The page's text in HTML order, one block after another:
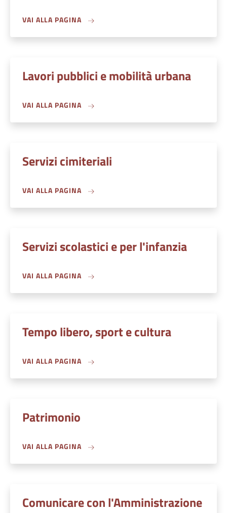
VAI ALLA PAGINA
Lavori pubblici e mobilità urbana
VAI ALLA PAGINA
Servizi cimiteriali
VAI ALLA PAGINA
Servizi scolastici e per l'infanzia
VAI ALLA PAGINA
Tempo libero, sport e cultura
VAI ALLA PAGINA
Patrimonio
VAI ALLA PAGINA
Comunicare con l'Amministrazione